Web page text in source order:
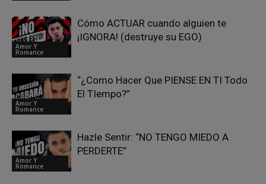
Amor Y
Romance
Cómo ACTUAR cuando alguien te
¡IGNORA! (destruye su EGO)
Amor Y
Romance
“¿Como Hacer Que PIENSE EN TI Todo
El TIempo?”
Amor Y
Romance
Hazle Sentir: “NO TENGO MIEDO A
PERDERTE”